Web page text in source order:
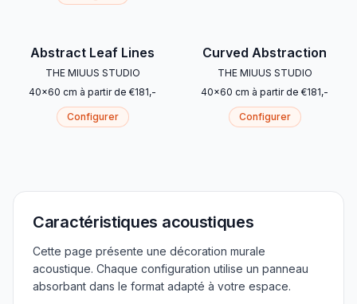
Abstract Leaf Lines
THE MIUUS STUDIO
40x60 cm à partir de €181,-
Configurer
Curved Abstraction
THE MIUUS STUDIO
40x60 cm à partir de €181,-
Configurer
Caractéristiques acoustiques
Cette page présente une décoration murale
acoustique. Chaque configuration utilise un panneau
absorbant dans le format adapté à votre espace.